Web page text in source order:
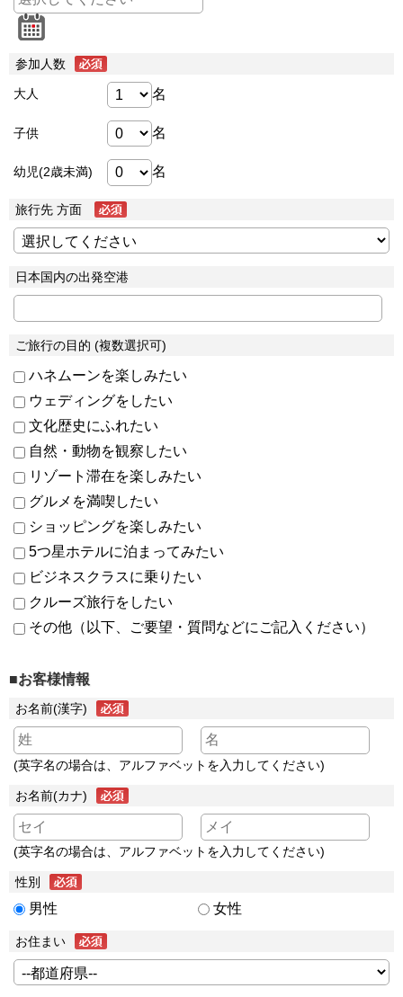
参加人数
大人 名
子供 名
幼児(2歳未満) 名
旅行先 方面
日本国内の出発空港
ご旅行の目的 (複数選択可)
ハネムーンを楽しみたい
ウェディングをしたい
文化歴史にふれたい
自然・動物を観察したい
リゾート滞在を楽しみたい
グルメを満喫したい
ショッピングを楽しみたい
5つ星ホテルに泊まってみたい
ビジネスクラスに乗りたい
クルーズ旅行をしたい
その他（以下、ご要望・質問などにご記入ください）
■お客様情報
お名前(漢字)
(英字名の場合は、アルファベットを入力してください)
お名前(カナ)
(英字名の場合は、アルファベットを入力してください)
性別
男性 女性
お住まい